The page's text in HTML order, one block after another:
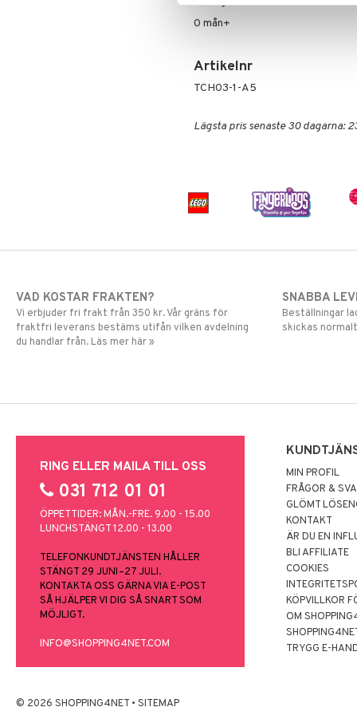
0 mån+
Artikelnr
TCH03-1-A5
Lägsta pris senaste 30 dagarna:
Skrållan
Super Mario
VAD KOSTAR FRAKTEN?
Vi erbjuder fri frakt från 350 kr. Vår gräns för
fraktfri leverans bestäms utifån vilken avdelning
du handlar från. Läs mer här »
SNABBA
Beställningar
skickas
RING ELLER MAILA TILL OSS
031 712 01 01
ÖPPETTIDER: MÅN.-FRE. 9.00 - 15.00
LUNCHSTÄNGT 12.00 - 13.00
TELEFONKUNDTJÄNSTEN HÅLLER
STÄNGT 29 JUNI–27 JULI.
KONTAKTA OSS GÄRNA VIA E-POST
SÅ HJÄLPER VI DIG SÅ SNART SOM
MÖJLIGT.
INFO@SHOPPING4NET.COM
MIN PROFIL
FRÅGOR &
GLÖMT
KONTAKT
ÄR DU EN
BLI AFFILIATE
COOKIES
KÖPVILLKOR
OM
TRYGG E-
© 2026 SHOPPING4NET • SITEMAP